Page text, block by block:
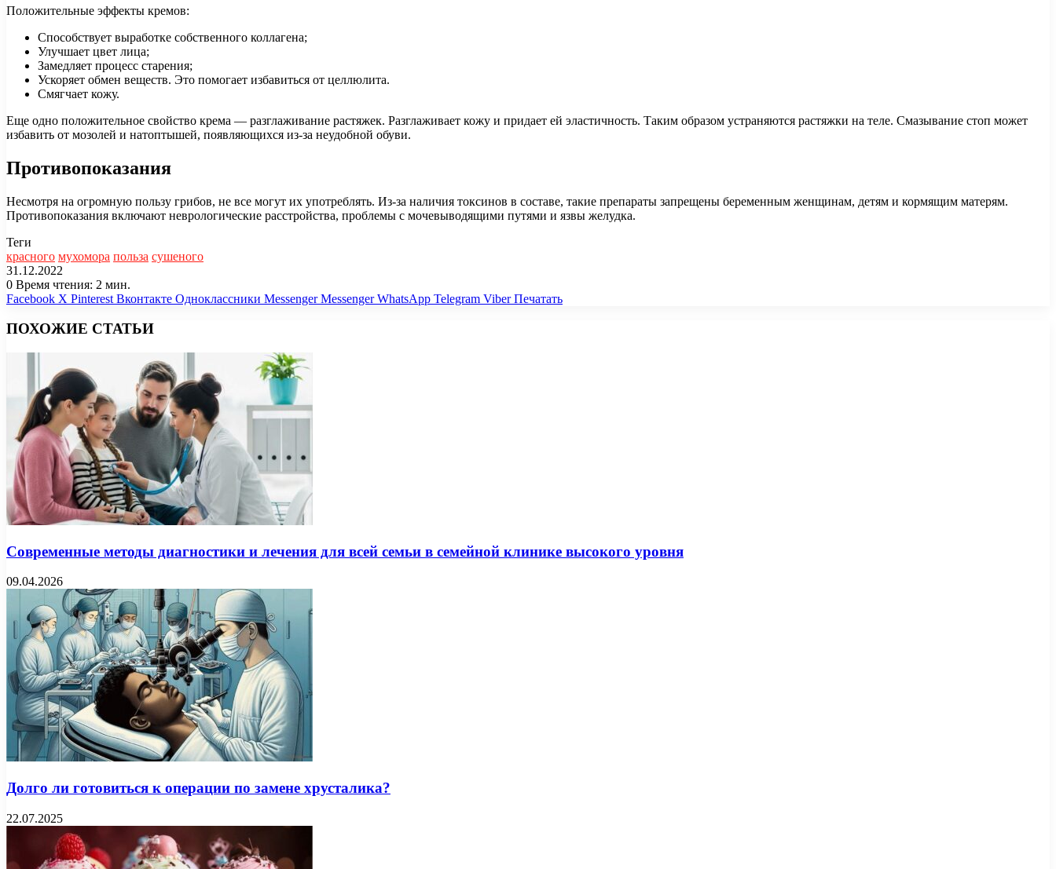
Положительные эффекты кремов:
Способствует выработке собственного коллагена;
Улучшает цвет лица;
Замедляет процесс старения;
Ускоряет обмен веществ. Это помогает избавиться от целлюлита.
Смягчает кожу.
Еще одно положительное свойство крема — разглаживание растяжек. Разглаживает кожу и придает ей эластичность. Таким образом устраняются растяжки на теле. Смазывание стоп может
избавить от мозолей и натоптышей, появляющихся из-за неудобной обуви.
Противопоказания
Несмотря на огромную пользу грибов, не все могут их употреблять. Из-за наличия токсинов в составе, такие препараты запрещены беременным женщинам, детям и кормящим матерям.
Противопоказания включают неврологические расстройства, проблемы с мочевыводящими путями и язвы желудка.
Теги
красного мухомора польза сушеного
31.12.2022
0 Время чтения: 2 мин.
Facebook X Pinterest Вконтакте Одноклассники Messenger Messenger WhatsApp Telegram Viber Печатать
ПОХОЖИЕ СТАТЬИ
Современные методы диагностики и лечения для всей семьи в семейной клинике высокого уровня
09.04.2026
Долго ли готовиться к операции по замене хрусталика?
22.07.2025